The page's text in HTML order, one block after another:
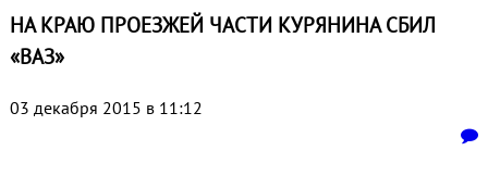
НА КРАЮ ПРОЕЗЖЕЙ ЧАСТИ КУРЯНИНА СБИЛ
«ВАЗ»
03 декабря 2015 в 11:12